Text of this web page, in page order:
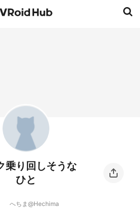
乗り回しそうな
ひと
へちま@Hechima